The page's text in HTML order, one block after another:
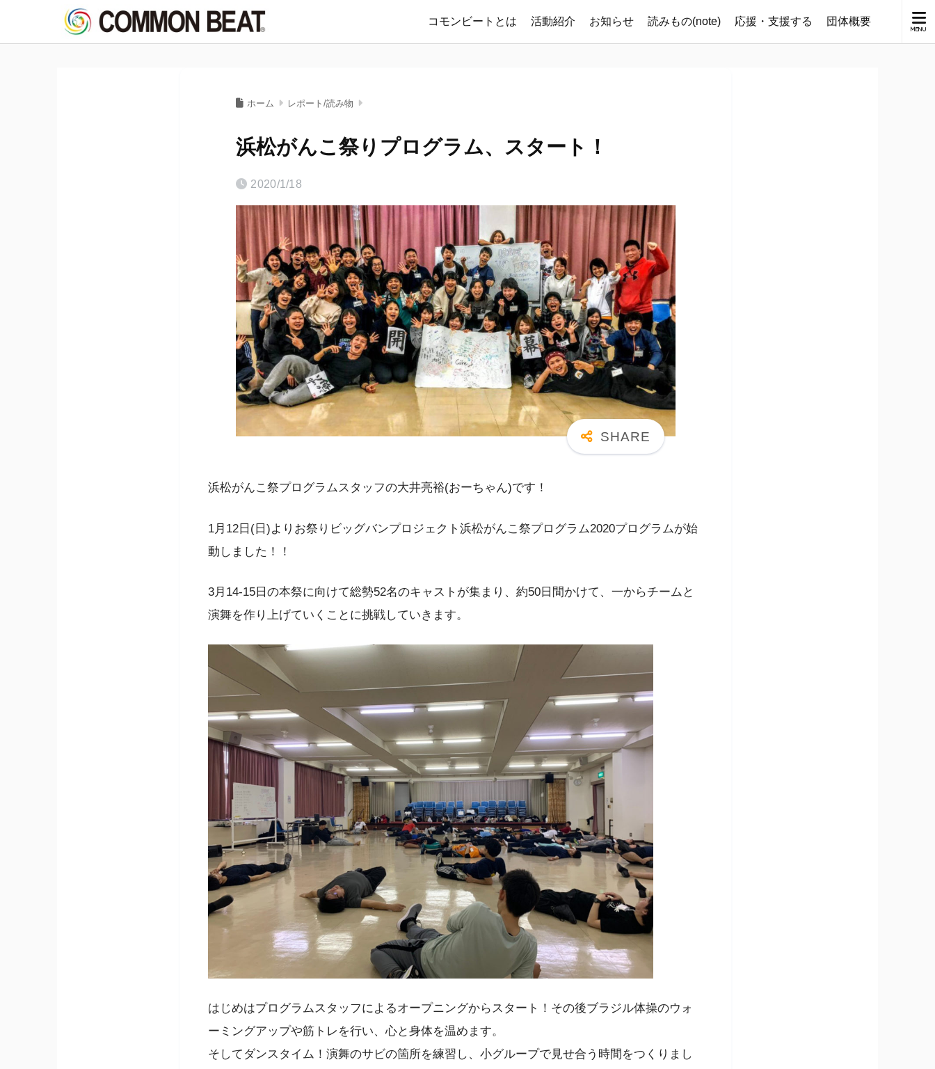
コモンビートとは 活動紹介 お知らせ 読みもの(note) 応援・支援する 団体概要
ホーム レポート/読み物
浜松がんこ祭りプログラム、スタート！
2020/1/18
浜松がんこ祭プログラムスタッフの大井亮裕(おーちゃん)です！
1月12日(日)よりお祭りビッグバンプロジェクト浜松がんこ祭プログラム2020プログラムが始
動しました！！
3月14-15日の本祭に向けて総勢52名のキャストが集まり、約50日間かけて、一からチームと
演舞を作り上げていくことに挑戦していきます。
はじめはプログラムスタッフによるオープニングからスタート！その後ブラジル体操のウォ
ーミングアップや筋トレを行い、心と身体を温めます。
そしてダンスタイム！演舞のサビの箇所を練習し、小グループで見せ合う時間をつくりまし